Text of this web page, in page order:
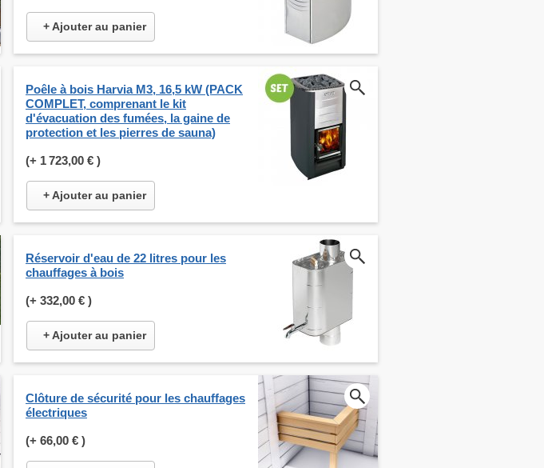
+ Ajouter au panier
Poêle à bois Harvia M3, 16,5 kW (PACK
COMPLET, comprenant le kit
d'évacuation des fumées, la gaine de
protection et les pierres de sauna)
(+ 1 723,00 € )
+ Ajouter au panier
Réservoir d'eau de 22 litres pour les
chauffages à bois
(+ 332,00 € )
+ Ajouter au panier
Clôture de sécurité pour les chauffages
électriques
(+ 66,00 € )